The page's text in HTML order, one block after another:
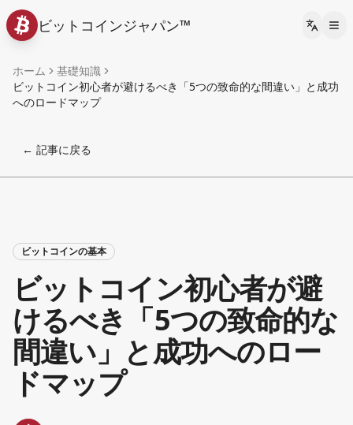
ビットコインジャパン™
ホーム
基礎知識
ビットコイン初心者が避けるべき「5つの致命的な間違い」と成功
へのロードマップ
← 記事に戻る
ビットコインの基本
ビットコイン初心者が避
けるべき「5つの致命的な
間違い」と成功へのロー
ドマップ